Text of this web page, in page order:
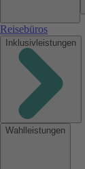
Reisebüros
Inklusivleistungen
Wahlleistungen